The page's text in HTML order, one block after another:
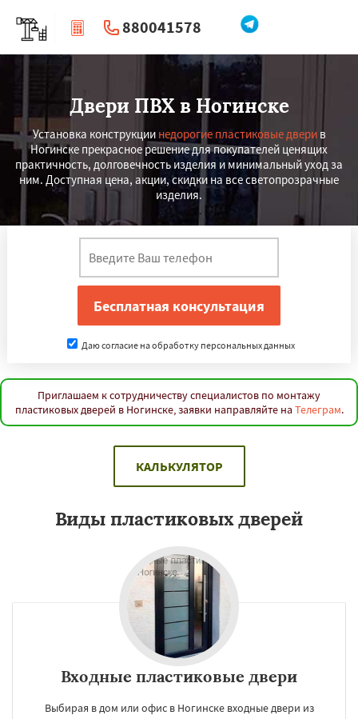
880041578
| Перезвоните мне
Двери ПВХ в Ногинске
Установка конструкции недорогие пластиковые дверив
Ногинске прекрасное решение для покупателей ценящих
практичность, долговечность изделия и минимальный уход за
ним. Доступная цена, акции, скидки на все светопрозрачные
изделия.
Даю согласие на обработку персональных данных
Приглашаем к сотрудничеству специалистов по монтажу
пластиковых дверей в Ногинске, заявки направляйте на Телеграм.
КАЛЬКУЛЯТОР
Виды пластиковых дверей
Входные пластиковые двери
Выбирая в дом или офис в Ногинске входные двери из